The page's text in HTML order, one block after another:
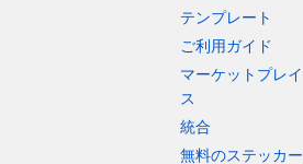
テンプレート
ご利用ガイド
マーケットプレイ
ス
統合
無料のステッカー